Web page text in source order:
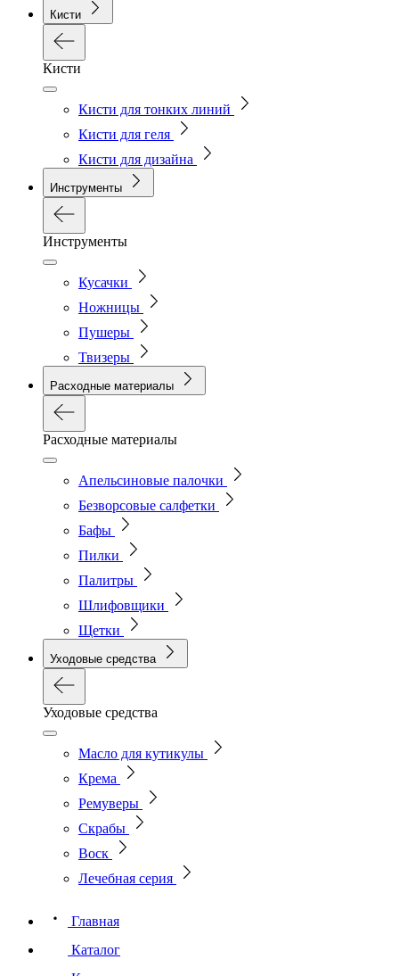
Кисти
Кисти
Кисти для тонких линий
Кисти для геля
Кисти для дизайна
Инструменты
Инструменты
Кусачки
Ножницы
Пушеры
Твизеры
Расходные материалы
Расходные материалы
Апельсиновые палочки
Безворсовые салфетки
Бафы
Пилки
Палитры
Шлифовщики
Щетки
Уходовые средства
Уходовые средства
Масло для кутикулы
Крема
Ремуверы
Скрабы
Воск
Лечебная серия
Главная
Каталог